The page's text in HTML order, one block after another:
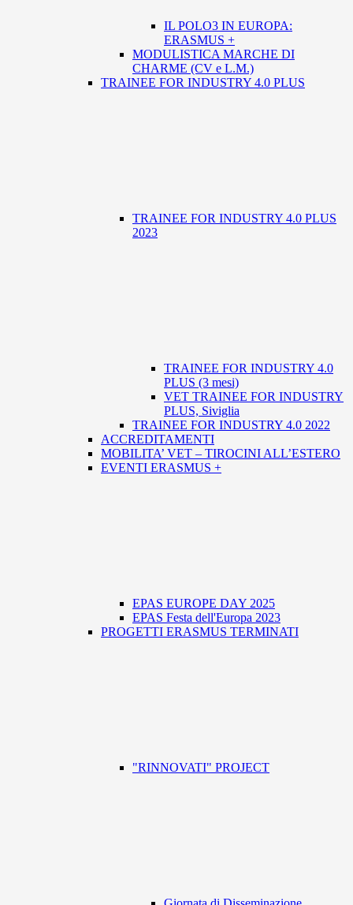
IL POLO3 IN EUROPA:
ERASMUS +
MODULISTICA MARCHE DI
CHARME (CV e L.M.)
TRAINEE FOR INDUSTRY 4.0 PLUS
TRAINEE FOR INDUSTRY 4.0 PLUS
2023
TRAINEE FOR INDUSTRY 4.0
PLUS (3 mesi)
VET TRAINEE FOR INDUSTRY
PLUS, Siviglia
TRAINEE FOR INDUSTRY 4.0 2022
ACCREDITAMENTI
MOBILITA’ VET – TIROCINI ALL’ESTERO
EVENTI ERASMUS +
EPAS EUROPE DAY 2025
EPAS Festa dell'Europa 2023
PROGETTI ERASMUS TERMINATI
"RINNOVATI" PROJECT